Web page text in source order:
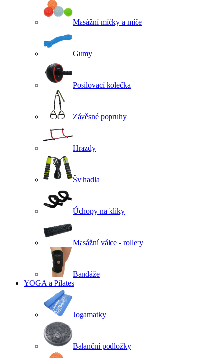
Masážní míčky a míče
Gumy
Posilovací kolečka
Závěsné popruhy
Hrazdy
Švihadla
Úchopy na kliky
Masážní válce - rollery
Bandáže
YOGA a Pilates
Jogamatky
Balanční podložky